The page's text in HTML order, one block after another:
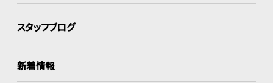
スタッフブログ
新着情報